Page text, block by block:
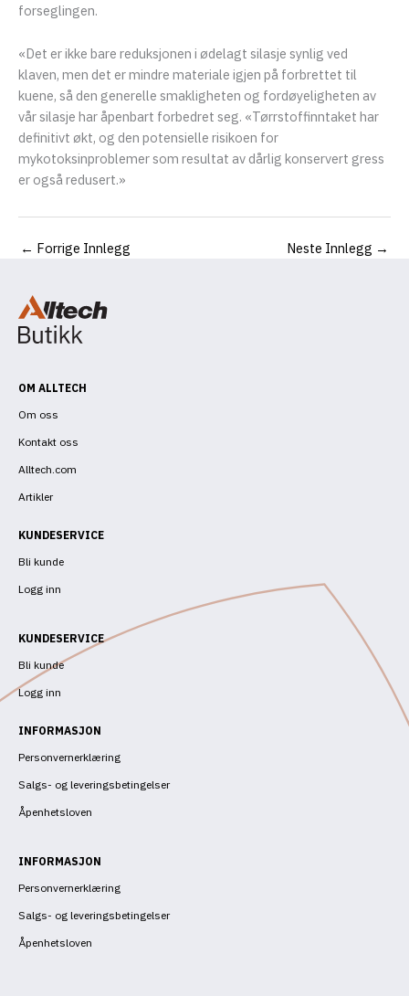
forseglingen.
«Det er ikke bare reduksjonen i ødelagt silasje synlig ved
klaven, men det er mindre materiale igjen på forbrettet til
kuene, så den generelle smakligheten og fordøyeligheten av
vår silasje har åpenbart forbedret seg. «Tørrstoffinntaket har
definitivt økt, og den potensielle risikoen for
mykotoksinproblemer som resultat av dårlig konservert gress
er også redusert.»
← Forrige Innlegg Neste Innlegg →
OM ALLTECH
Om oss
Kontakt oss
Alltech.com
Artikler
KUNDESERVICE
Bli kunde
Logg inn
KUNDESERVICE
Bli kunde
Logg inn
INFORMASJON
Personvernerklæring
Salgs- og leveringsbetingelser
Åpenhetsloven
INFORMASJON
Personvernerklæring
Salgs- og leveringsbetingelser
Åpenhetsloven